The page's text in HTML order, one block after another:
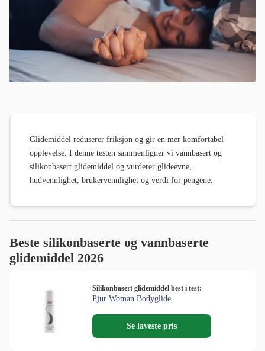
Glidemiddel reduserer friksjon og gir en mer komfortabel
opplevelse. I denne testen sammenligner vi vannbasert og
silikonbasert glidemiddel og vurderer glideevne,
hudvennlighet, brukervennlighet og verdi for pengene.
Beste silikonbaserte og vannbaserte
glidemiddel 2026
Silikonbasert glidemiddel best i test:
Pjur Woman Bodyglide
Se laveste pris